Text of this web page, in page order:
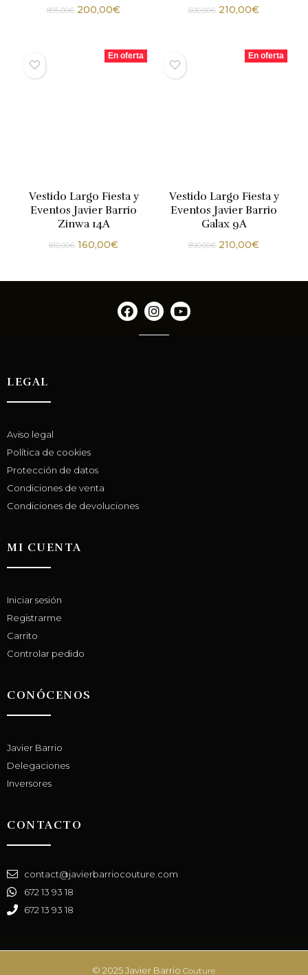
895,00€ 200,00€ 600,00€ 210,00€
En oferta
Vestido Largo Fiesta y
Eventos Javier Barrio
Zinwa 14A
810,00€ 160,00€
En oferta
Vestido Largo Fiesta y
Eventos Javier Barrio
Galax 9A
890,00€ 210,00€
LEGAL
Aviso legal
Política de cookies
Protección de datos
Condiciones de venta
Condiciones de devoluciones
MI CUENTA
Iniciar sesión
Registrarme
Carrito
Controlar pedido
CONÓCENOS
Javier Barrio
Delegaciones
Inversores
CONTACTO
contact@javierbarriocouture.com
672 13 93 18
672 13 93 18
© 2025 Javier Barrio Couture.